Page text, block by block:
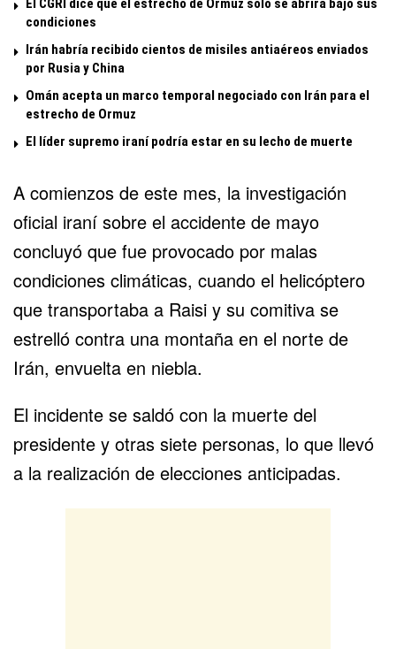
El CGRI dice que el estrecho de Ormuz solo se abrirá bajo sus
condiciones
Irán habría recibido cientos de misiles antiaéreos enviados
por Rusia y China
Omán acepta un marco temporal negociado con Irán para el
estrecho de Ormuz
El líder supremo iraní podría estar en su lecho de muerte
A comienzos de este mes, la investigación
oficial iraní sobre el accidente de mayo
concluyó que fue provocado por malas
condiciones climáticas, cuando el helicóptero
que transportaba a Raisi y su comitiva se
estrelló contra una montaña en el norte de
Irán, envuelta en niebla.
El incidente se saldó con la muerte del
presidente y otras siete personas, lo que llevó
a la realización de elecciones anticipadas.